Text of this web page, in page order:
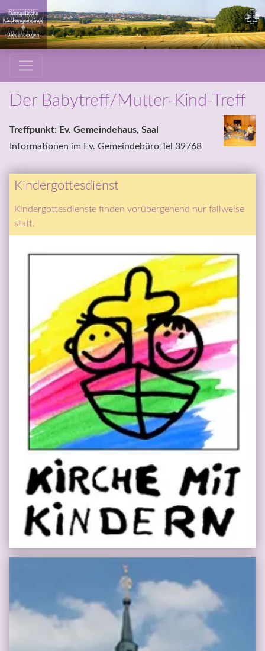
Der Babytreff/Mutter-Kind-Treff
Informationen im Ev. Gemeindebüro Tel 39768
Kindergottesdienst
Kindergottesdienste finden vorübergehend nur fallweise
statt.